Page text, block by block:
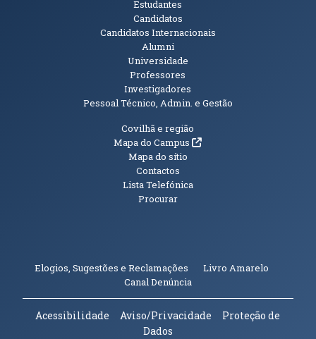
Estudantes
Candidatos
Candidatos Internacionais
Alumni
Universidade
Professores
Investigadores
Pessoal Técnico, Admin. e Gestão
Informações Adicionais
Covilhã e região
Mapa do Campus(abre em nova janela)
Mapa do sítio
Contactos
Lista Telefónica
Procurar
Elogios, Sugestões e Reclamações Livro Amarelo
Canal Denúncia(abre em nova janela)
Acessibilidade Aviso/Privacidade
Proteção de
Dados